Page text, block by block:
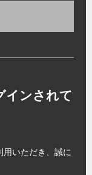
インされて
用いただき、誠に